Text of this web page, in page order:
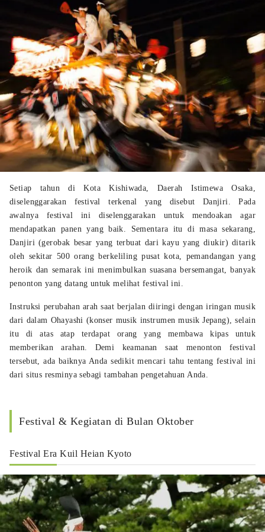
Setiap tahun di Kota Kishiwada, Daerah Istimewa Osaka,
diselenggarakan festival terkenal yang disebut Danjiri. Pada
awalnya festival ini diselenggarakan untuk mendoakan agar
mendapatkan panen yang baik. Sementara itu di masa sekarang,
Danjiri (gerobak besar yang terbuat dari kayu yang diukir) ditarik
oleh sekitar 500 orang berkeliling pusat kota, pemandangan yang
heroik dan semarak ini menimbulkan suasana bersemangat, banyak
penonton yang datang untuk melihat festival ini.
Instruksi perubahan arah saat berjalan diiringi dengan iringan musik
dari dalam Ohayashi (konser musik instrumen musik Jepang), selain
itu di atas atap terdapat orang yang membawa kipas untuk
memberikan arahan. Demi keamanan saat menonton festival
tersebut, ada baiknya Anda sedikit mencari tahu tentang festival ini
dari situs resminya sebagi tambahan pengetahuan Anda.
Festival & Kegiatan di Bulan Oktober
Festival Era Kuil Heian Kyoto